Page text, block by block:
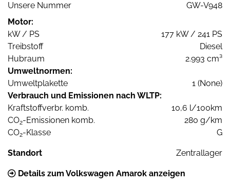
Unsere Nummer
GW-V948
Motor:
kW / PS
177 kW / 241 PS
Treibstoff
Diesel
Hubraum
2.993 cm³
Umweltnormen:
Umweltplakette
1 (None)
Verbrauch und Emissionen nach WLTP:
Kraftstoffverbr. komb.
10,6 l/100km
CO2-Emissionen komb.
280 g/km
CO2-Klasse G
Standort Zentrallager
Details zum Volkswagen Amarok anzeigen